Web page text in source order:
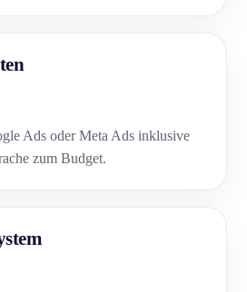
Ads oder Meta Ads inklusive
zum Budget.